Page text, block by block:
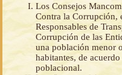
Los Consejos
Contra la Corrupción,
Responsables de
Corrupción de las
una población menor
habitantes, de
poblacional.